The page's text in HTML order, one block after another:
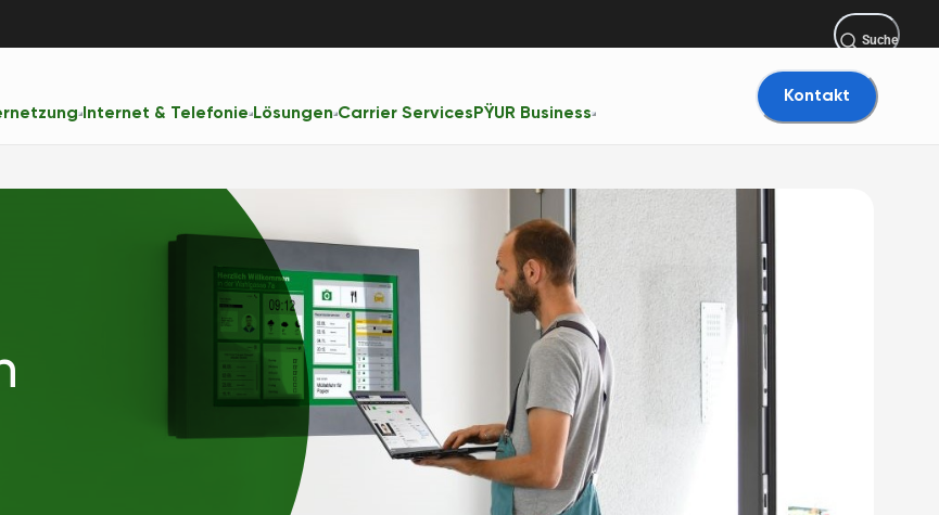
Suche
Internet & Telefonie Lösungen Carrier Services PŸUR Business
Kontakt